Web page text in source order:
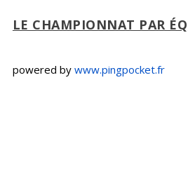
LE CHAMPIONNAT PAR
powered by www.pingpocket.fr